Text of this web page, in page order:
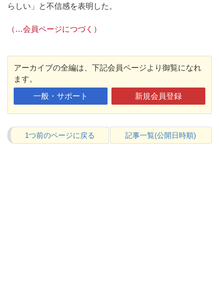
らしい」と不信感を表明した。
（…会員ページにつづく）
アーカイブの全編は、下記会員ページより御覧になれ
ます。
一般・サポート 新規会員登録
1つ前のページに戻る 記事一覧(公開日時順)